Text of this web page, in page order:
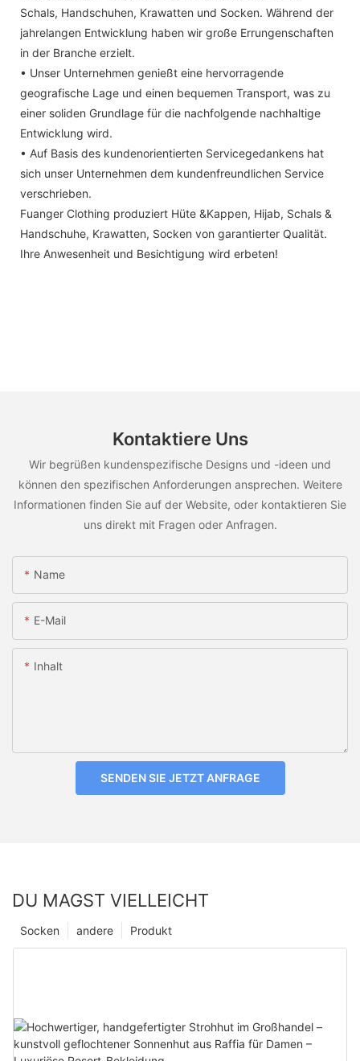
Schals, Handschuhen, Krawatten und Socken. Während der
jahrelangen Entwicklung haben wir große Errungenschaften
in der Branche erzielt.
• Unser Unternehmen genießt eine hervorragende
geografische Lage und einen bequemen Transport, was zu
einer soliden Grundlage für die nachfolgende nachhaltige
Entwicklung wird.
• Auf Basis des kundenorientierten Servicegedankens hat
sich unser Unternehmen dem kundenfreundlichen Service
verschrieben.
Fuanger Clothing produziert Hüte &Kappen, Hijab, Schals &
Handschuhe, Krawatten, Socken von garantierter Qualität.
Ihre Anwesenheit und Besichtigung wird erbeten!
Kontaktiere Uns
Wir begrüßen kundenspezifische Designs und -ideen und
können den spezifischen Anforderungen ansprechen. Weitere
Informationen finden Sie auf der Website, oder kontaktieren Sie
uns direkt mit Fragen oder Anfragen.
Name
E-Mail
Inhalt
SENDEN SIE JETZT ANFRAGE
DU MAGST VIELLEICHT
Produkt
andere
Socken